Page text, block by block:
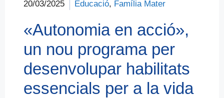
20/03/2025 Educació, Família Mater
«Autonomia en acció»,
un nou programa per
desenvolupar habilitats
essencials per a la vida